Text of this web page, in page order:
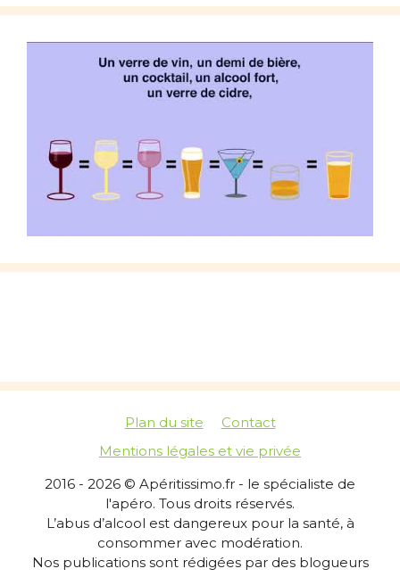
Plan du site
Contact
Mentions légales et vie privée
2016 - 2026 © Apéritissimo.fr - le spécialiste de
l'apéro. Tous droits réservés.
L’abus d’alcool est dangereux pour la santé, à
consommer avec modération.
Nos publications sont rédigées par des blogueurs